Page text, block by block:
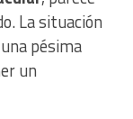
La situación
pésima
un